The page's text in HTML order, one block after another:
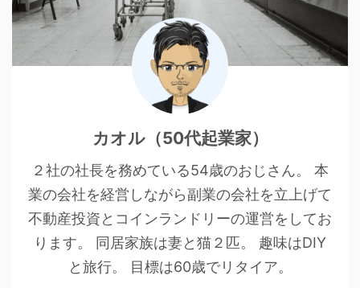
カオル（50代起業家）
２社の社長を務めている54歳のおじさん。 本
業の会社を経営しながら副業の会社を立上げて
不動産投資とコインランドリーの運営をしてお
ります。 同居家族は妻と猫２匹。 趣味はDIY
と旅行。 目標は60歳でリタイア。